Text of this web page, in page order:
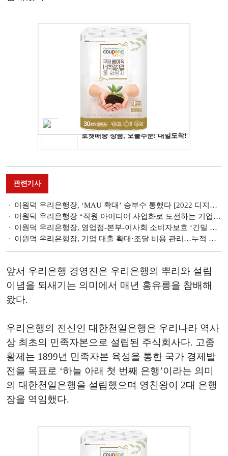
관련기사
이원덕 우리은행장, ‘MAU 확대’ 승부수 통했다 [2022 디지털혁신 주도 CEO]
이원덕 우리은행장 “직원 아이디어 사업화로 도전하는 기업문화 만들 것”
이원덕 우리은행장, 영업점-본부-이사회 소비자보호 ‘긴밀 체계’ [금융소비자보호 진단 ④]
이원덕 우리은행장, 기업 대출 확대·조달 비용 관리…누적 순익 2.3조 [금융사 2022 3분기 실적]
앞서 우리은행 경영진은 우리은행의 뿌리와 설립
이념을 되새기는 의미에서 매년 홍유릉을 참배해
왔다.
우리은행의 전신인 대한천일은행은 우리나라 역사
상 최초의 민족자본으로 설립된 주식회사다. 고종
황제는 1899년 민족자본 육성을 통한 국가 경제발
전을 목표로 ‘하늘 아래 첫 번째 은행’이라는 의미
의 대한천일은행을 설립했으며 영친왕이 2대 은행
장을 역임했다.